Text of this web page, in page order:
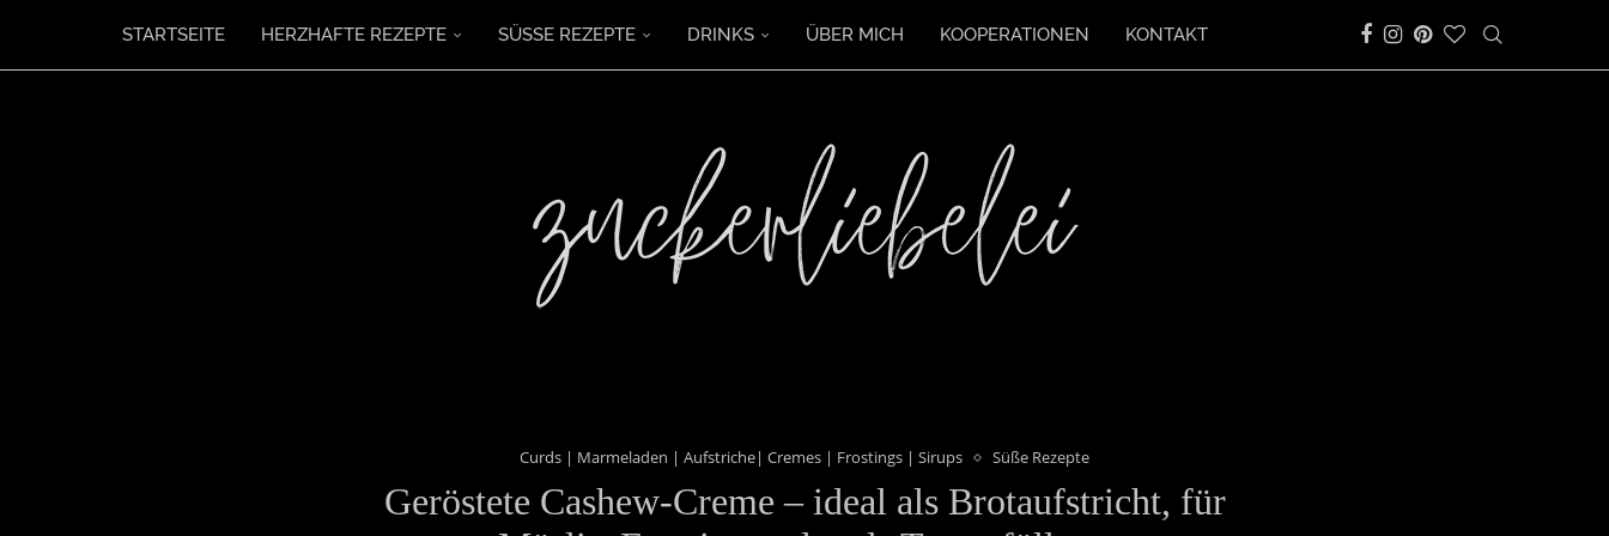
STARTSEITE HERZHAFTE REZEPTE SÜSSE REZEPTE DRINKS ÜBER MICH KOOPERATIONEN KONTAKT
Curds | Marmeladen | Aufstriche| Cremes | Frostings | Sirups Süße Rezepte
Geröstete Cashew-Creme – ideal als Brotaufstricht, für